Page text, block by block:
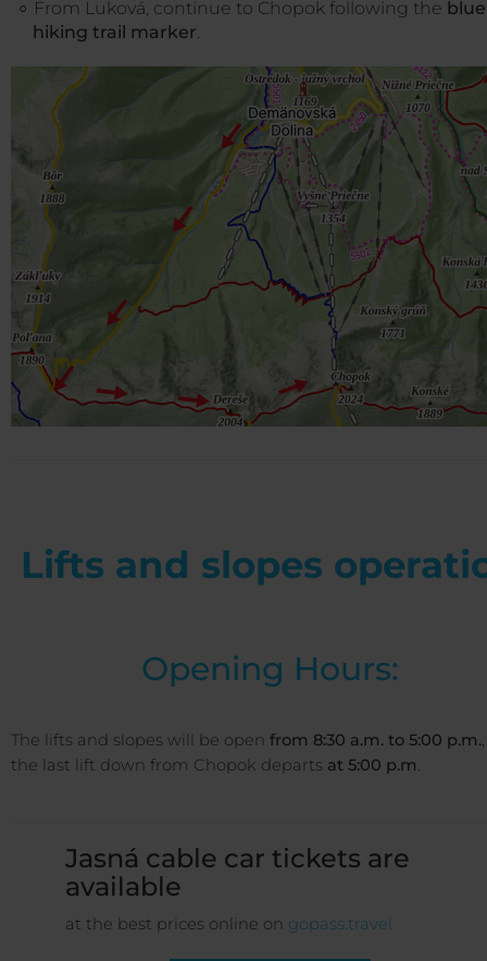
From Luková, continue to Chopok following the blue
hiking trail marker.
Lifts and slopes
Opening Hours:
The lifts and slopes will be open from 8:30 a.m. to 5:00 p.m.
the last lift down from Chopok departs at 5:00 p.m.
Jasná cable car tickets are
available
at the best prices online on gopass.travel